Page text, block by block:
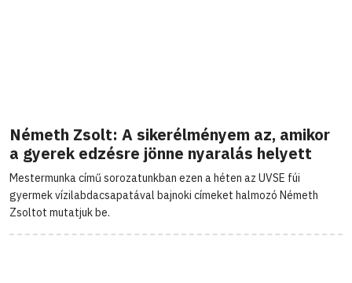
Németh Zsolt: A sikerélményem az, amikor
a gyerek edzésre jönne nyaralás helyett
Mestermunka című sorozatunkban ezen a héten az UVSE fúi
gyermek vízilabdacsapatával bajnoki címeket halmozó Németh
Zsoltot mutatjuk be.